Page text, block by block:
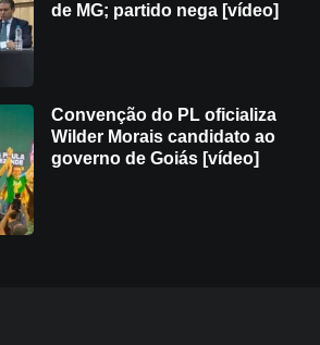
de MG; partido nega [vídeo]
Convenção do PL oficializa
Wilder Morais candidato ao
governo de Goiás [vídeo]